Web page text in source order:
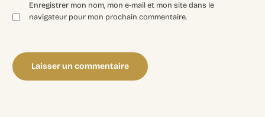
Enregistrer mon nom, mon e-mail et mon site dans le
navigateur pour mon prochain commentaire.